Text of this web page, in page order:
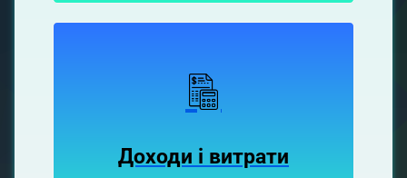
Доходи і витрати